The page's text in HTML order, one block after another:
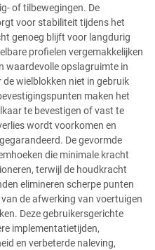
of tilbewegingen. De
voor stabiliteit tijdens het
genoeg blijft voor langdurig
profielen vergemakkelijken
waardevolle opslagruimte in
wielblokken niet in gebruik
maken het
te bevestigen of vast te
wordt voorkomen en
De gevormde
die minimale kracht
terwijl de houdkracht
elimineren scherpe punten
de afwerking van voertuigen
Deze gebruikersgerichte
implementatietijden,
en verbeterde naleving,